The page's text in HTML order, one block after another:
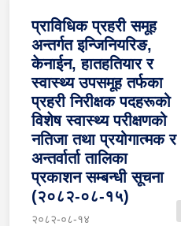
प्राविधिक प्रहरी समूह
अन्तर्गत इन्जिनियरिङ,
केनाईन, हातहतियार र
स्वास्थ्य उपसमूह तर्फका
प्रहरी निरीक्षक पदहरूको
विशेष स्वास्थ्य परीक्षणको
नतिजा तथा प्रयोगात्मक र
अन्तर्वार्ता तालिका
प्रकाशन सम्बन्धी सूचना
(२०८२-०८-१५)
२०८२-०८-१४